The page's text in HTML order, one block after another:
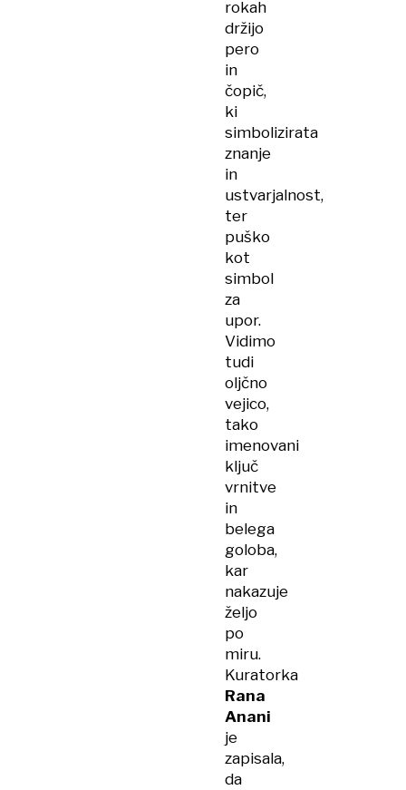
rokah
držijo
pero
in
čopič,
ki
simbolizirata
znanje
in
ustvarjalnost,
ter
puško
kot
simbol
za
upor.
Vidimo
tudi
oljčno
vejico,
tako
imenovani
ključ
vrnitve
in
belega
goloba,
kar
nakazuje
željo
po
miru.
Kuratorka
Rana
Anani
je
zapisala,
da